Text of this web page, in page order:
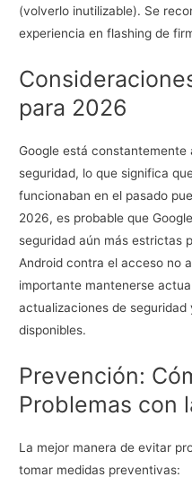
(volverlo inutilizable). Se
experiencia en flashing de
para 2026
Google está
seguridad, lo que significa
funcionaban en el pasado
2026, es probable que
seguridad aún más estrictas
Android contra el acceso no
importante mantenerse
actualizaciones de seguridad
disponibles.
Prevención:
Problemas con
La mejor manera de evitar
tomar medidas preventivas: